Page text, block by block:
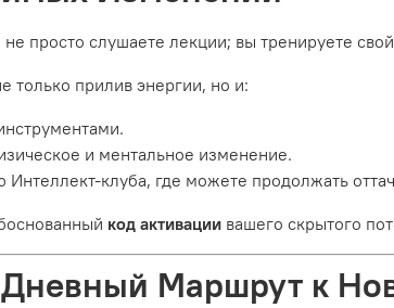
просто слушаете лекции; вы тренируете
только прилив энергии, но и:
и ментальное изменение.
Интеллект-клуба, где можете продолжать
код активации вашего скрытого
Дневный Маршрут к